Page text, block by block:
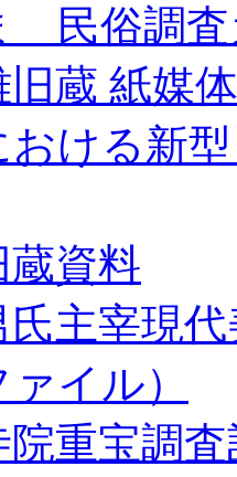
民俗調査
旧蔵 紙媒
おける新
資料
氏主宰現
ァイル）
院重宝調